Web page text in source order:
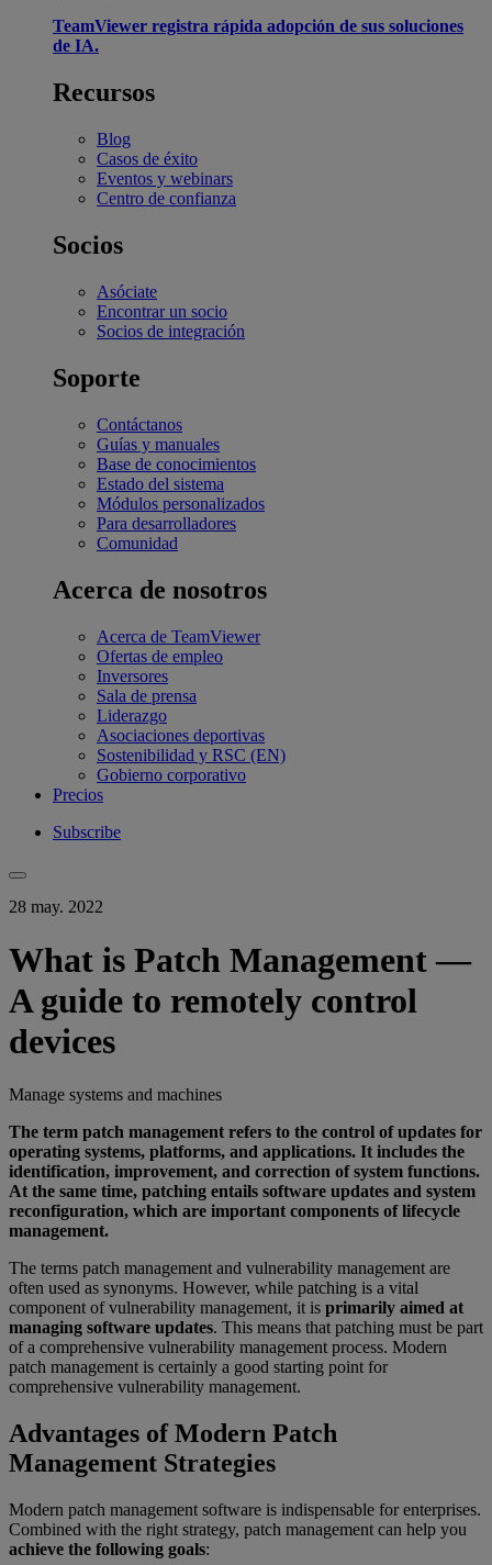
TeamViewer registra rápida adopción de sus soluciones
de IA.
Recursos
Blog
Casos de éxito
Eventos y webinars
Centro de confianza
Socios
Asóciate
Encontrar un socio
Socios de integración
Soporte
Contáctanos
Guías y manuales
Base de conocimientos
Estado del sistema
Módulos personalizados
Para desarrolladores
Comunidad
Acerca de nosotros
Acerca de TeamViewer
Ofertas de empleo
Inversores
Sala de prensa
Liderazgo
Asociaciones deportivas
Sostenibilidad y RSC (EN)
Gobierno corporativo
Precios
Subscribe
28 may. 2022
What is Patch Management —
A guide to remotely control
devices
Manage systems and machines
The term patch management refers to the control of updates for
operating systems, platforms, and applications. It includes the
identification, improvement, and correction of system functions.
At the same time, patching entails software updates and system
reconfiguration, which are important components of lifecycle
management.
The terms patch management and vulnerability management are
often used as synonyms. However, while patching is a vital
component of vulnerability management, it is primarily aimed at
managing software updates. This means that patching must be part
of a comprehensive vulnerability management process. Modern
patch management is certainly a good starting point for
comprehensive vulnerability management.
Advantages of Modern Patch
Management Strategies
Modern patch management software is indispensable for enterprises.
Combined with the right strategy, patch management can help you
achieve the following goals: